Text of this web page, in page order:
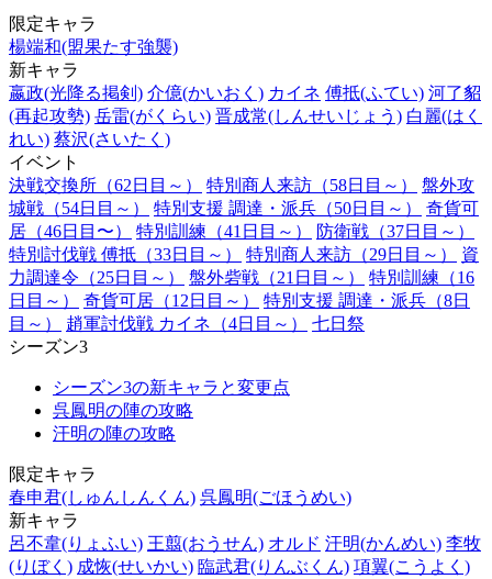
限定キャラ
楊端和(盟果たす強襲)
新キャラ
嬴政(光降る掲剣) 介億(かいおく) カイネ 傅抵(ふてい) 河了貂
(再起攻勢) 岳雷(がくらい) 晋成常(しんせいじょう) 白麗(はく
れい) 蔡沢(さいたく)
イベント
決戦交換所（62日目～）
特別商人来訪（58日目～）
盤外攻
城戦（54日目～）
特別支援 調達・派兵（50日目～）
奇貨可
居（46日目〜）
特別訓練（41日目～）
防衛戦（37日目～）
特別討伐戦 傅抵（33日目～）
特別商人来訪（29日目～）
資
力調達令（25日目～）
盤外砦戦（21日目～）
特別訓練（16
日目～）
奇貨可居（12日目～）
特別支援 調達・派兵（8日
目～）
趙軍討伐戦 カイネ（4日目～）
七日祭
シーズン3
シーズン3の新キャラと変更点
呉鳳明の陣の攻略
汗明の陣の攻略
限定キャラ
春申君(しゅんしんくん) 呉鳳明(ごほうめい)
新キャラ
呂不韋(りょふい) 王翦(おうせん) オルド 汗明(かんめい) 李牧
(りぼく) 成恢(せいかい) 臨武君(りんぶくん) 項翼(こうよく)